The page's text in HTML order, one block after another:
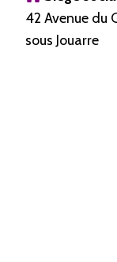
42 Avenue du
sous Jouarre